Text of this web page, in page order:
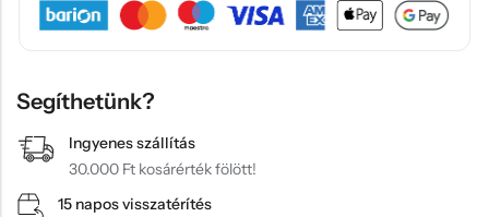
Segíthetünk?
Ingyenes szállítás
30.000 Ft kosárérték fölött!
15 napos visszatérítés